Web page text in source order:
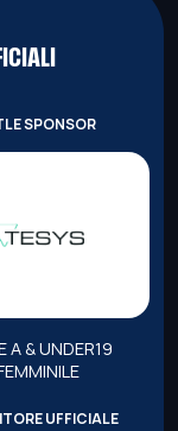
SPONSOR
A & UNDER19
UFFICIALE